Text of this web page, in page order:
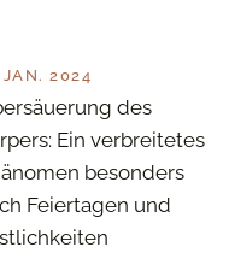
2024
des
Ein verbreitetes
besonders
Feiertagen und